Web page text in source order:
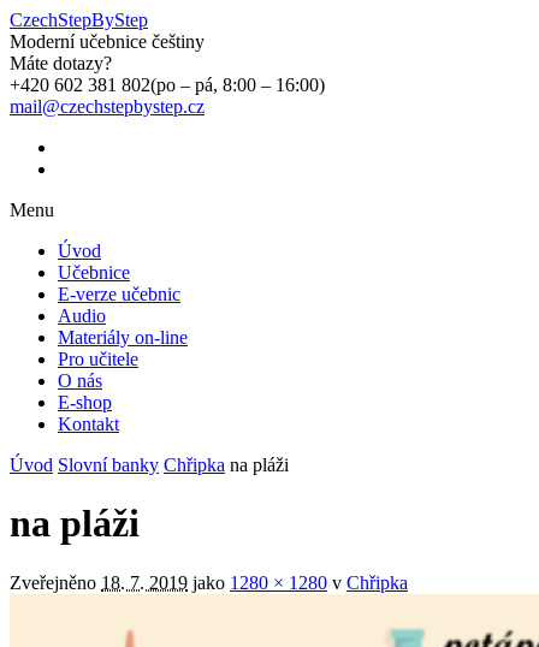
CzechStepByStep
Moderní učebnice češtiny
Máte dotazy?
+420 602 381 802(po – pá, 8:00 – 16:00)
mail@czechstepbystep.cz
Menu
Úvod
Učebnice
E-verze učebnic
Audio
Materiály on-line
Pro učitele
O nás
E-shop
Kontakt
Úvod Slovní banky Chřipka na pláži
na pláži
Zveřejněno 18. 7. 2019 jako 1280 × 1280 v Chřipka